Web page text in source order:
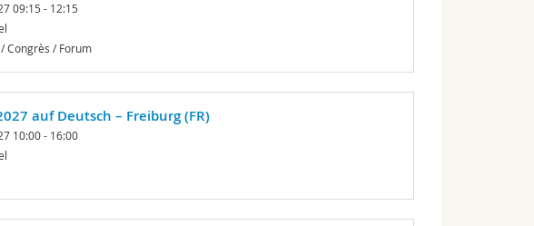
09:15 - 12:15
Congrès / Forum
auf Deutsch – Freiburg (FR)
10:00 - 16:00